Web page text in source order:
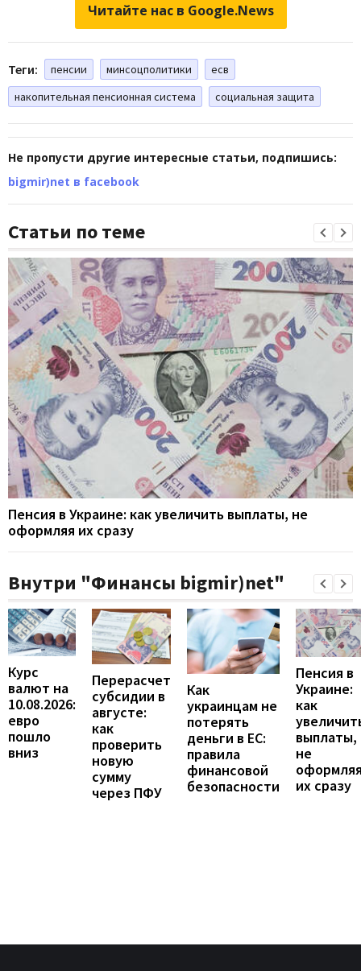
Читайте нас в Google.News
Теги: пенсии минсоцполитики
есв
накопительная пенсионная система
социальная защита
Не пропусти другие интересные статьи, подпишись:
bigmir)net в facebook
Статьи по теме
Пенсия в Украине: как увеличить выплаты, не
оформляя их сразу
Внутри "Финансы bigmir)net"
Курс
валют на
10.08.2026:
евро
пошло
вниз
Перерасчет
субсидии в
августе:
как
проверить
новую
сумму
через ПФУ
Как
украинцам не
потерять
деньги в ЕС:
правила
финансовой
безопасности
Пенсия в
Украине:
как
выплаты,
не
их сразу